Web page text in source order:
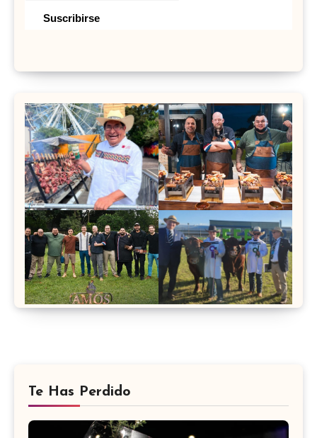
Te Has Perdido